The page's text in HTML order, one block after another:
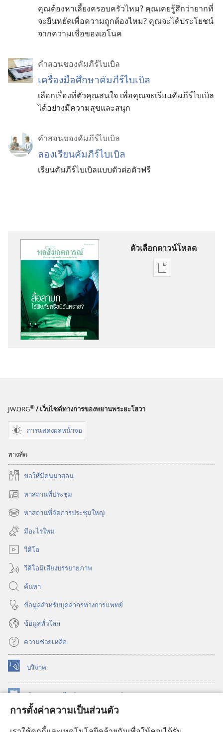
การตั้งค่าความเป็นส่วนตัว
คุณต้องหาเลี้ยงครอบครัวไหม? คุณเคยรู้สึกว่ายากที่
จะยืนหยัดเพื่อความถูกต้องไหม? คุณจะได้ประโยชน์
จากความเชื่อของเอโนค
คำสอนของคัมภีร์ไบเบิล
เครื่องมือศึกษาคัมภีร์ไบเบิล
เลือกเรื่องที่ตัวคุณสนใจ เพื่อคุณจะเรียนคัมภีร์ไบเบิล
ได้อย่างมีความสุขและสนุก
คำสอนของคัมภีร์ไบเบิล
ลองเรียนคัมภีร์ไบเบิล
เรียนคัมภีร์ไบเบิลแบบตัวต่อตัวฟรี
ตัวเลือกดาวน์โหลด
ตัว
JW.ORG® / เว็บไซต์ทางการของพยานพระยะโฮวา
การแสดงผลหน้าจอ
ทางลัด
ขอ​ให้​มี​คน​มา​สอน
หาสถานที่ประชุม
(เปิด
หน้าต่างหาสถานที่จัดการประชุมใหญ่
(เปิด
หน้าต่าง
ใหม่)
มีอะไรใหม่
วีดีโอ
วีดีโอมีเสียงบรรยายภาพ
ค้นหา
ข้อมูล​สำหรับ​บุคลากร​ทาง​การ​แพทย์
ข้อมูล​ทั่ว​โลก
ความช่วยเหลือ
บริจาค
(เปิด
หน้าต่าง
ใหม่) ห้องสมุดออนไลน์ของวอชเทาเวอร์
หน้าต่าง
®